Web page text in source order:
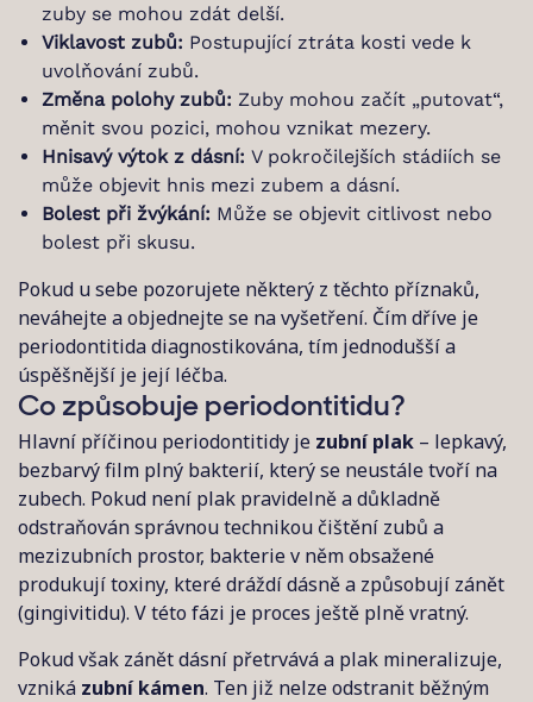
zuby se mohou zdát delší.
Viklavost zubů: Postupující ztráta kosti vede k
uvolňování zubů.
Změna polohy zubů: Zuby mohou začít „putovat“,
měnit svou pozici, mohou vznikat mezery.
Hnisavý výtok z dásní: V pokročilejších stádiích se
může objevit hnis mezi zubem a dásní.
Bolest při žvýkání: Může se objevit citlivost nebo
bolest při skusu.
Pokud u sebe pozorujete některý z těchto příznaků,
neváhejte a objednejte se na vyšetření. Čím dříve je
periodontitida diagnostikována, tím jednodušší a
úspěšnější je její léčba.
Co způsobuje periodontitidu?
Hlavní příčinou periodontitidy je zubní plak – lepkavý,
bezbarvý film plný bakterií, který se neustále tvoří na
zubech. Pokud není plak pravidelně a důkladně
odstraňován správnou technikou čištění zubů a
mezizubních prostor, bakterie v něm obsažené
produkují toxiny, které dráždí dásně a způsobují zánět
(gingivitidu). V této fázi je proces ještě plně vratný.
Pokud však zánět dásní přetrvává a plak mineralizuje,
vzniká zubní kámen. Ten již nelze odstranit běžným